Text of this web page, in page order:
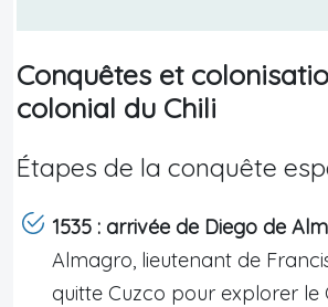
Conquêtes et
colonial du Chili
Étapes de la conquête
1535 : arrivée de Diego de
Almagro, lieutenant de
quitte Cuzco pour explorer le